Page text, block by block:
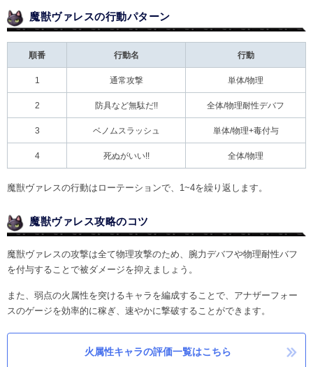
魔獣ヴァレスの行動パターン
順番 行動名 行動
1 通常攻撃 単体/物理
2 防具など無駄だ!! 全体/物理耐性デバフ
3 ベノムスラッシュ 単体/物理+毒付与
4 死ぬがいい!! 全体/物理
魔獣ヴァレスの行動はローテーションで、1~4を繰り返します。
魔獣ヴァレス攻略のコツ
魔獣ヴァレスの攻撃は全て物理攻撃のため、腕力デバフや物理耐性バフ
を付与することで被ダメージを抑えましょう。
また、弱点の火属性を突けるキャラを編成することで、アナザーフォー
スのゲージを効率的に稼ぎ、速やかに撃破することができます。
火属性キャラの評価一覧はこちら